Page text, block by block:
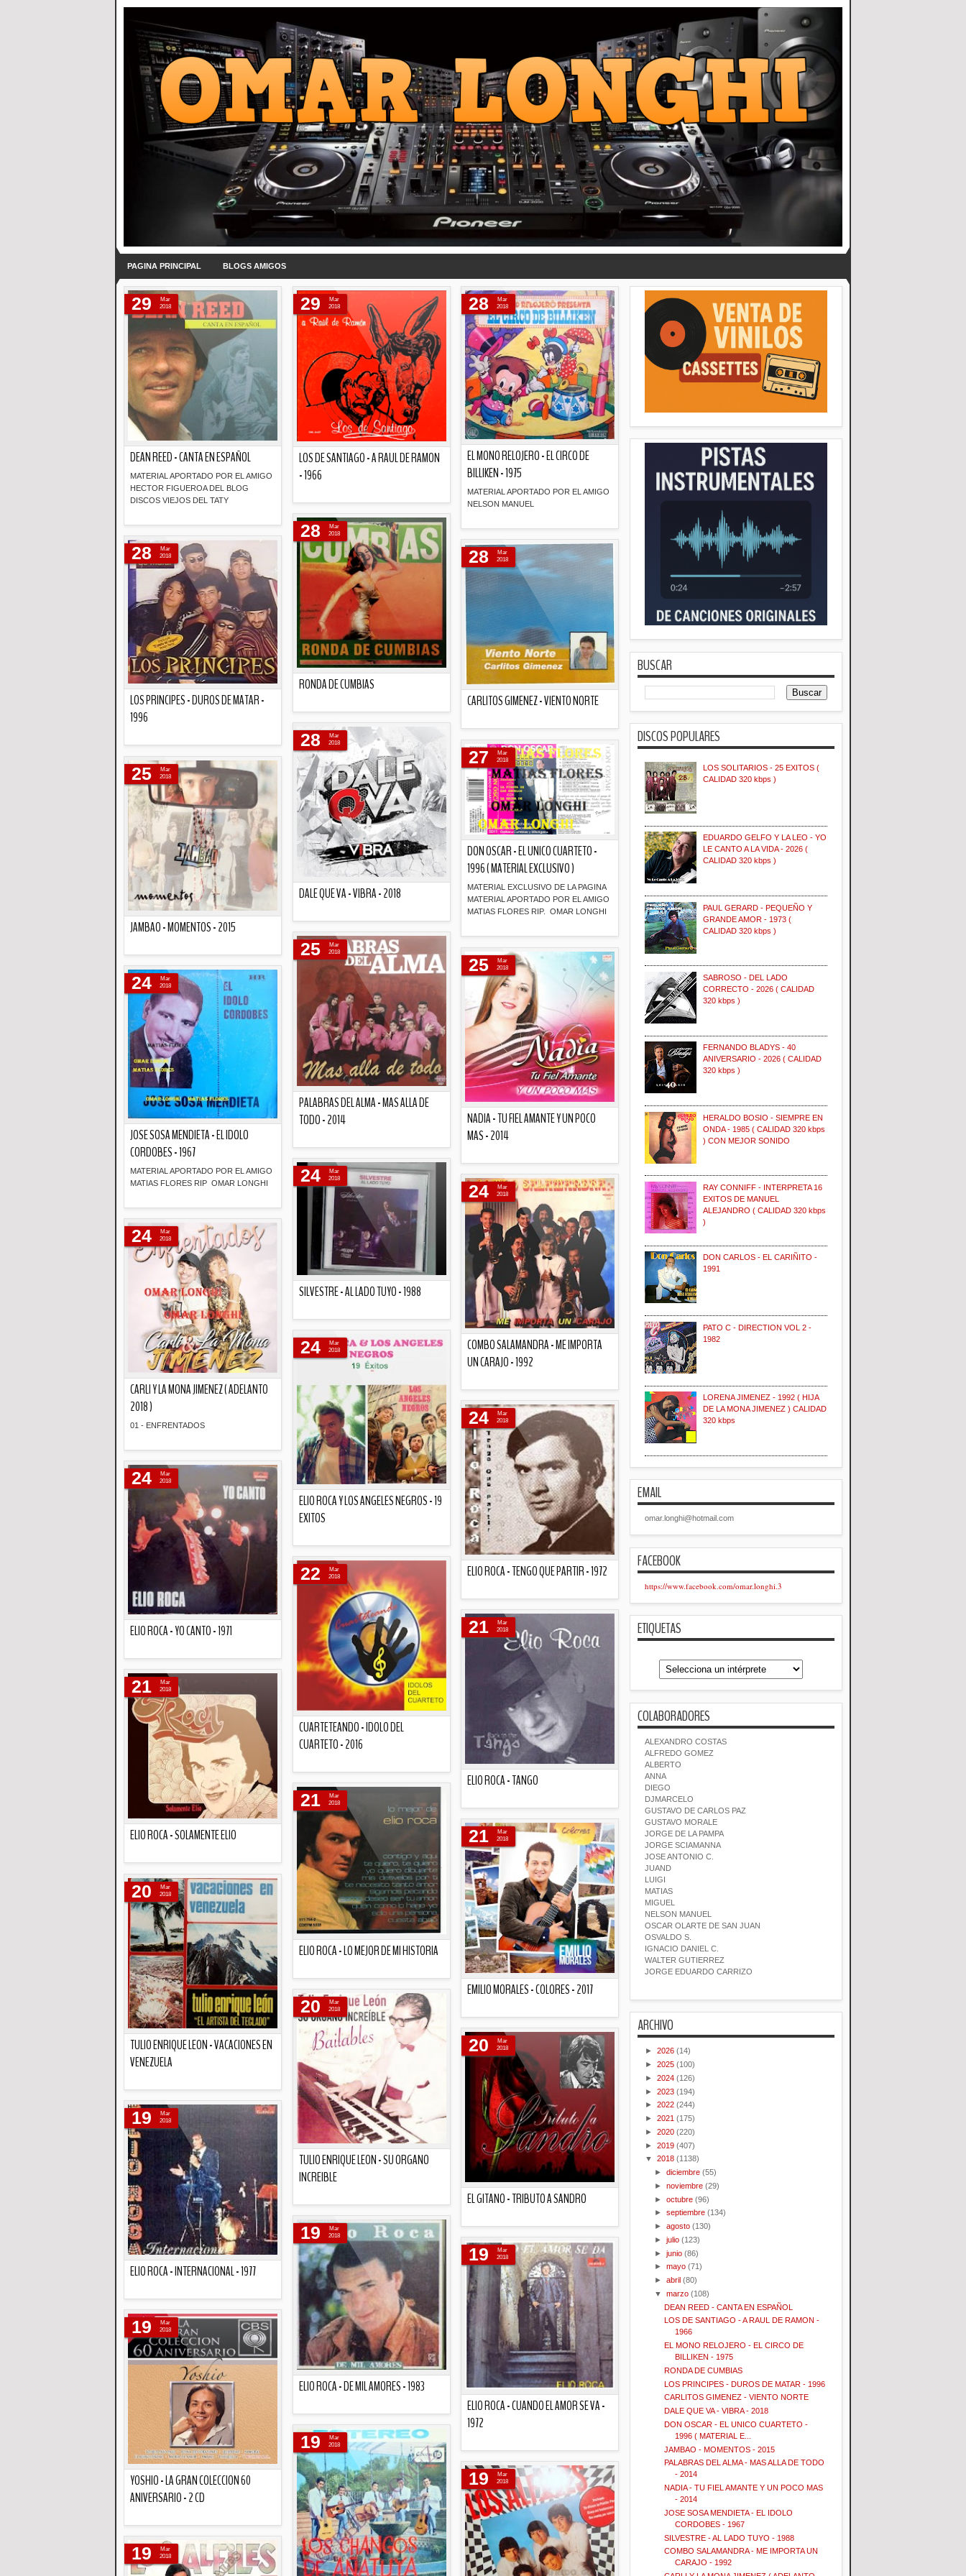
PAGINA PRINCIPAL BLOGS AMIGOS
DEAN REED - CANTA EN ESPAÑOL
MATERIAL APORTADO POR EL AMIGO
HECTOR FIGUEROA DEL BLOG
DISCOS VIEJOS DEL TATY
29
Mar
2018
LOS DE SANTIAGO - A RAUL DE RAMON
- 1966
29
Mar
2018
EL MONO RELOJERO - EL CIRCO DE
BILLIKEN - 1975
MATERIAL APORTADO POR EL AMIGO
NELSON MANUEL
28
Mar
2018
RONDA DE CUMBIAS
28
Mar
2018
LOS PRINCIPES - DUROS DE MATAR -
1996
28
Mar
2018
CARLITOS GIMENEZ - VIENTO NORTE
28
Mar
2018
DALE QUE VA - VIBRA - 2018
28
Mar
2018
DON OSCAR - EL UNICO CUARTETO -
1996 ( MATERIAL EXCLUSIVO )
MATERIAL EXCLUSIVO DE LA PAGINA
MATERIAL APORTADO POR EL AMIGO
MATIAS FLORES RIP. OMAR LONGHI
27
Mar
2018
JAMBAO - MOMENTOS - 2015
25
Mar
2018
PALABRAS DEL ALMA - MAS ALLA DE
TODO - 2014
25
Mar
2018
NADIA - TU FIEL AMANTE Y UN POCO
MAS - 2014
25
Mar
2018
JOSE SOSA MENDIETA - EL IDOLO
CORDOBES - 1967
MATERIAL APORTADO POR EL AMIGO
MATIAS FLORES RIP OMAR LONGHI
24
Mar
2018
SILVESTRE - AL LADO TUYO - 1988
24
Mar
2018
COMBO SALAMANDRA - ME IMPORTA
UN CARAJO - 1992
24
Mar
2018
CARLI Y LA MONA JIMENEZ ( ADELANTO
2018 )
01 - ENFRENTADOS
24
Mar
2018
ELIO ROCA Y LOS ANGELES NEGROS - 19
EXITOS
24
Mar
2018
ELIO ROCA - TENGO QUE PARTIR - 1972
24
Mar
2018
ELIO ROCA - YO CANTO - 1971
24
Mar
2018
CUARTETEANDO - IDOLO DEL
CUARTETO - 2016
22
Mar
2018
ELIO ROCA - TANGO
21
Mar
2018
ELIO ROCA - SOLAMENTE ELIO
21
Mar
2018
ELIO ROCA - LO MEJOR DE MI HISTORIA
21
Mar
2018
EMILIO MORALES - COLORES - 2017
21
Mar
2018
TULIO ENRIQUE LEON - VACACIONES EN
VENEZUELA
20
Mar
2018
TULIO ENRIQUE LEON - SU ORGANO
INCREIBLE
20
Mar
2018
EL GITANO - TRIBUTO A SANDRO
20
Mar
2018
ELIO ROCA - INTERNACIONAL - 1977
19
Mar
2018
ELIO ROCA - DE MIL AMORES - 1983
19
Mar
2018
ELIO ROCA - CUANDO EL AMOR SE VA -
1972
19
Mar
2018
YOSHIO - LA GRAN COLECCION 60
ANIVERSARIO - 2 CD
19
Mar
2018
19
Mar
2018
19
Mar
2018
19
Mar
2018
BUSCAR
DISCOS POPULARES
LOS SOLITARIOS - 25 EXITOS (
CALIDAD 320 kbps )
EDUARDO GELFO Y LA LEO - YO
LE CANTO A LA VIDA - 2026 (
CALIDAD 320 kbps )
PAUL GERARD - PEQUEÑO Y
GRANDE AMOR - 1973 (
CALIDAD 320 kbps )
SABROSO - DEL LADO
CORRECTO - 2026 ( CALIDAD
320 kbps )
FERNANDO BLADYS - 40
ANIVERSARIO - 2026 ( CALIDAD
320 kbps )
HERALDO BOSIO - SIEMPRE EN
ONDA - 1985 ( CALIDAD 320 kbps
) CON MEJOR SONIDO
RAY CONNIFF - INTERPRETA 16
EXITOS DE MANUEL
ALEJANDRO ( CALIDAD 320 kbps
)
DON CARLOS - EL CARIÑITO -
1991
PATO C - DIRECTION VOL 2 -
1982
LORENA JIMENEZ - 1992 ( HIJA
DE LA MONA JIMENEZ ) CALIDAD
320 kbps
EMAIL
omar.longhi@hotmail.com
FACEBOOK
https://www.facebook.com/omar.longhi.3
ETIQUETAS
COLABORADORES
ALEXANDRO COSTAS
ALFREDO GOMEZ
ALBERTO
ANNA
DIEGO
DJMARCELO
GUSTAVO DE CARLOS PAZ
GUSTAVO MORALE
JORGE DE LA PAMPA
JORGE SCIAMANNA
JOSE ANTONIO C.
JUAND
LUIGI
MATIAS
MIGUEL
NELSON MANUEL
OSCAR OLARTE DE SAN JUAN
OSVALDO S.
IGNACIO DANIEL C.
WALTER GUTIERREZ
JORGE EDUARDO CARRIZO
ARCHIVO
► 2026 (14)
► 2025 (100)
► 2024 (126)
► 2023 (194)
► 2022 (244)
► 2021 (175)
► 2020 (220)
► 2019 (407)
▼ 2018 (1138)
►diciembre (55)
►noviembre (29)
►octubre (96)
►septiembre (134)
►agosto (130)
►julio (123)
►junio (86)
►mayo (71)
►abril (80)
▼marzo (108)
DEAN REED - CANTA EN ESPAÑOL
LOS DE SANTIAGO - A RAUL DE RAMON -
1966
EL MONO RELOJERO - EL CIRCO DE
BILLIKEN - 1975
RONDA DE CUMBIAS
LOS PRINCIPES - DUROS DE MATAR - 1996
CARLITOS GIMENEZ - VIENTO NORTE
DALE QUE VA - VIBRA - 2018
DON OSCAR - EL UNICO CUARTETO -
1996 ( MATERIAL E...
JAMBAO - MOMENTOS - 2015
PALABRAS DEL ALMA - MAS ALLA DE TODO
- 2014
NADIA - TU FIEL AMANTE Y UN POCO MAS
- 2014
JOSE SOSA MENDIETA - EL IDOLO
CORDOBES - 1967
SILVESTRE - AL LADO TUYO - 1988
COMBO SALAMANDRA - ME IMPORTA UN
CARAJO - 1992